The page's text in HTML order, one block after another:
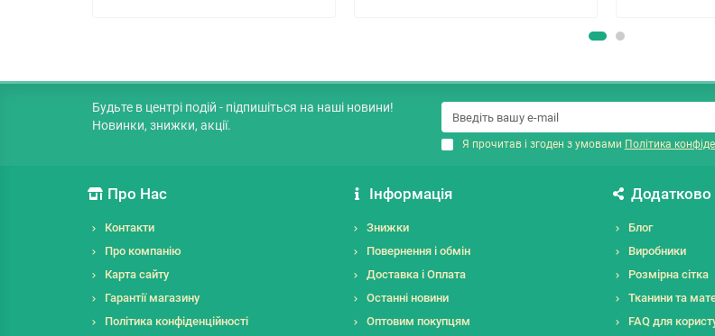
Будьте в центрі подій - підпишіться на наші новини!
Новинки, знижки, акції.
Я прочитав і згоден з умовами Політика
Про Нас
Контакти
Про компанію
Карта сайту
Гарантії магазину
Політика конфіденційності
Інформація
Знижки
Повернення і обмін
Доставка і Оплата
Останні новини
Оптовим покупцям
Додатково
Блог
Виробники
Розмірна сітка
Тканини та
FAQ для